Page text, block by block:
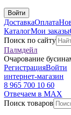
Войти
ДоставкаОплата
КаталогМои заказы
Поиск по сайту
Палмдейл
Очарование
РегистрацияВойти
интернет-магазин
8 965 700 10 60
Отвечаем в MAX
Поиск товаров